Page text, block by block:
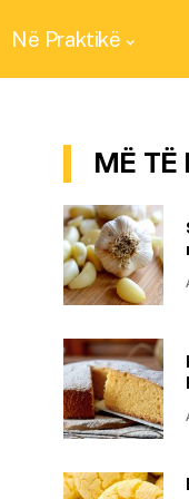
Në Praktikë
MË TË